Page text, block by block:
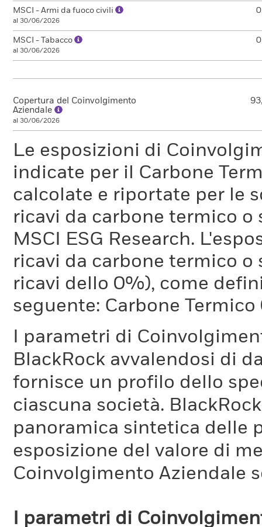
MSCI - Armi da fuoco civili
al 30/06/2026
MSCI - Tabacco
al 30/06/2026
Copertura del Coinvolgimento
Aziendale
al 30/06/2026
Le esposizioni di
indicate per il Carbone
calcolate e riportate per le
ricavi da carbone termico
MSCI ESG Research.
ricavi da carbone termico
ricavi dello 0%), come
seguente: Carbone
I parametri di
BlackRock avvalendosi di
fornisce un profilo dello
ciascuna società.
panoramica sintetica delle
esposizione del valore di
Coinvolgimento Aziendale
I parametri di